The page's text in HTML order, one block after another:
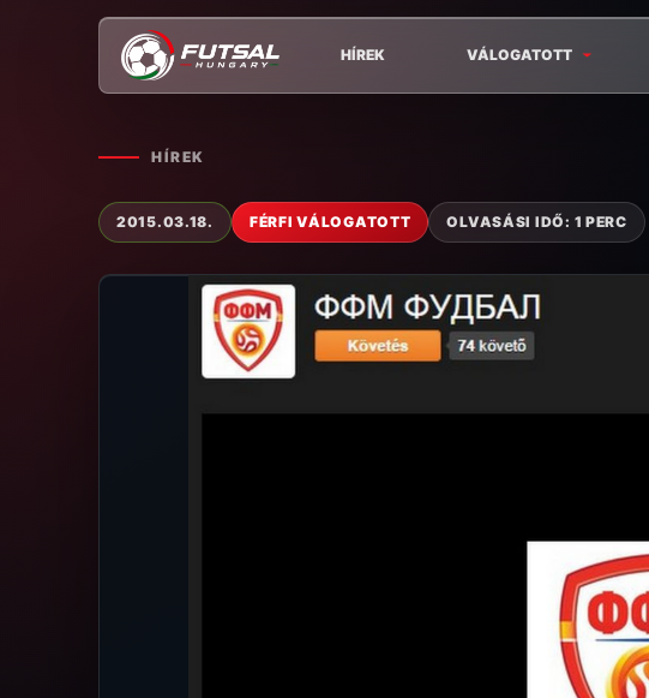
HÍREK VÁLOGATOTT
HÍREK
2015.03.18. FÉRFI VÁLOGATOTT OLVASÁSI IDŐ: 1 PERC